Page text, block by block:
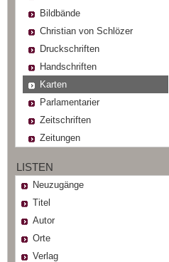
Bildbände
Christian von Schlözer
Druckschriften
Handschriften
Karten
Parlamentarier
Zeitschriften
Zeitungen
LISTEN
Neuzugänge
Titel
Autor
Orte
Verlag